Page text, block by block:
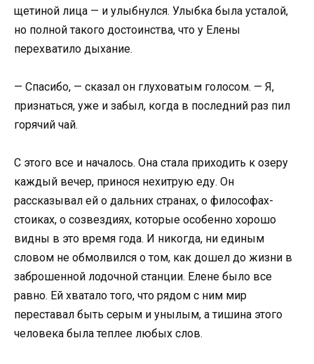
щетиной лица — и улыбнулся. Улыбка была усталой,
но полной такого достоинства, что у Елены
перехватило дыхание.
— Спасибо, — сказал он глуховатым голосом. — Я,
признаться, уже и забыл, когда в последний раз пил
горячий чай.
С этого все и началось. Она стала приходить к озеру
каждый вечер, принося нехитрую еду. Он
рассказывал ей о дальних странах, о философах-
стоиках, о созвездиях, которые особенно хорошо
видны в это время года. И никогда, ни единым
словом не обмолвился о том, как дошел до жизни в
заброшенной лодочной станции. Елене было все
равно. Ей хватало того, что рядом с ним мир
переставал быть серым и унылым, а тишина этого
человека была теплее любых слов.